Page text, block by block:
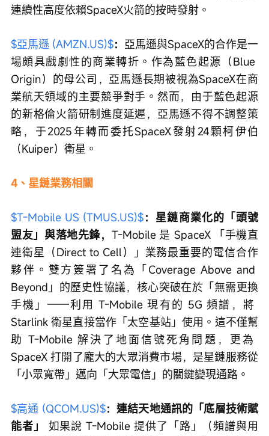
連續性高度依賴SpaceX火箭的按時發射。
$亞馬遜 (AMZN.US)$： 亞馬遜與SpaceX的合作是一
場頗具戲劇性的商業轉折。作為藍色起源（Blue
Origin）的母公司，亞馬遜長期被視為SpaceX在商
業航天領域的主要競爭對手。然而，由于藍色起源
的新格倫火箭研制進度延遲，亞馬遜不得不調整策
略，于2025年轉而委托SpaceX發射24顆柯伊伯
（Kuiper）衛星。
4、星鏈業務相關
$T-Mobile US (TMUS.US)$：星鏈商業化的「頭號
盟友」與落地先鋒， T-Mobile 是 SpaceX 「手機直
連衛星（Direct to Cell）」業務最重要的電信合作
夥伴。雙方簽署了名為「Coverage Above and
Beyond」的歷史性協議，核心突破在於「無需更換
手機」——利用 T-Mobile 現有的 5G 頻譜，將
Starlink 衛星直接當作「太空基站」使用。這不僅幫
助 T-Mobile 解決了地面信號死角問題，更為
SpaceX 打開了龐大的大眾消費市場，是星鏈服務從
「小眾寬帶」邁向「大眾電信」的關鍵變現通路。
$高通 (QCOM.US)$：連結天地通訊的「底層技術賦
能者」
如果說 T-Mobile 提供了「路」（頻譜與用